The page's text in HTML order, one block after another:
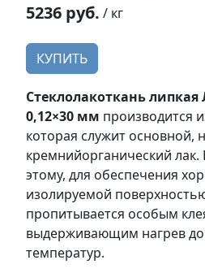
5236 руб. / кг
КУПИТЬ
Стеклолакоткань липкая
0,12×30 мм производится
которая служит основной,
кремнийорганический
этому, для обеспечения
изолируемой
пропитывается особым
выдерживающим нагрев
температур.